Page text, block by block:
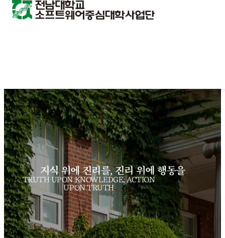
지식 위에 진리를, 진리 위에 행동을
TRUTH UPON KNOWLEDGE, ACTION
UPON TRUTH